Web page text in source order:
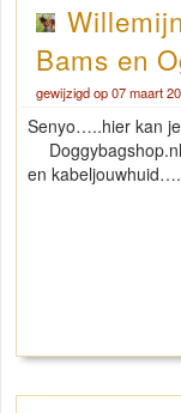
Bams en
gewijzigd op 07 maart
Senyo…..hier kan
en kabeljouwhuid….